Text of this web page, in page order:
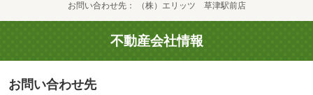
お問い合わせ先 （株）エリッツ 草津駅前店
不動産会社情報
お問い合わせ先